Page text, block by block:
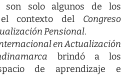
son solo algunos de los
el contexto del Congreso
Pensional.
en Actualización
brindó a los
de aprendizaje e